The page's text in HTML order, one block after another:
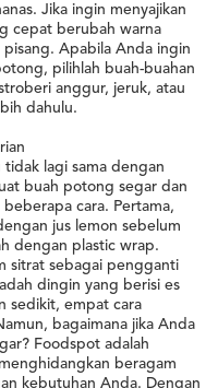
Jika ingin menyajikan
cepat berubah warna
Apabila Anda ingin
pilihlah buah-buahan
anggur, jeruk, atau
dahulu.
lagi sama dengan
buah potong segar dan
cara. Pertama,
jus lemon sebelum
dengan plastic wrap.
sitrat sebagai pengganti
dingin yang berisi es
sedikit, empat cara
bagaimana jika Anda
Foodspot adalah
beragam
kebutuhan Anda. Dengan